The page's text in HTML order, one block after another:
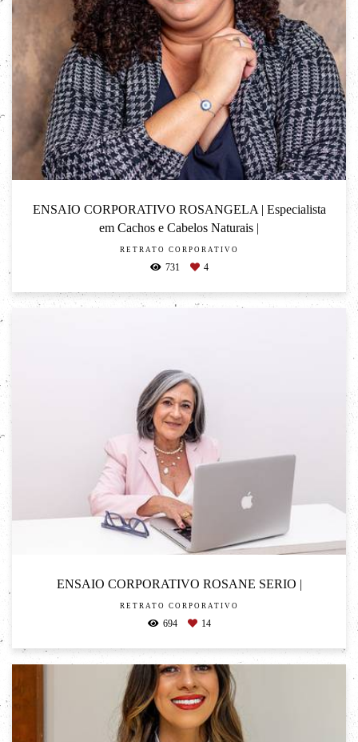
ENSAIO CORPORATIVO ROSANGELA | Especialista
em Cachos e Cabelos Naturais |
RETRATO CORPORATIVO
731 4
ENSAIO CORPORATIVO ROSANE SERIO |
RETRATO CORPORATIVO
694 14